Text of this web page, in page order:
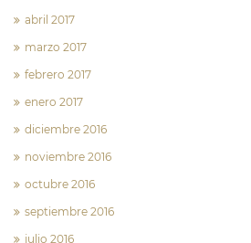
abril 2017
marzo 2017
febrero 2017
enero 2017
diciembre 2016
noviembre 2016
octubre 2016
septiembre 2016
julio 2016